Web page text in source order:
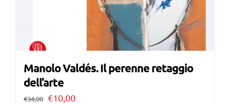
Manolo Valdés. Il perenne retaggio
dell’arte
€34,00 Il
€10,00Il